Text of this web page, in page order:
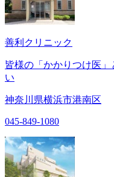
善利クリニック
皆様の「かかりつけ医
い
神奈川県横浜市港南区
045-849-1080